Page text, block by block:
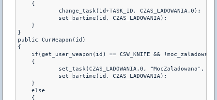
    {
    }
}
public CurWeapon(id)
{
if(get_user_weapon(id) == CSW_KNIFE &&
    {
    }
    else
    {